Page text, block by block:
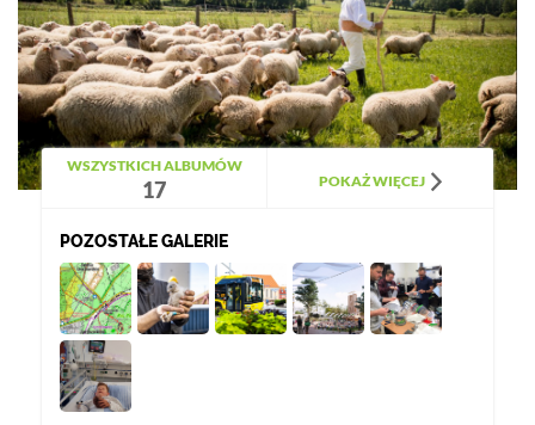
WSZYSTKICH ALBUMÓW
17 POKAŻ WIĘCEJ
POZOSTAŁE GALERIE